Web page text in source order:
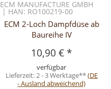
ECM MANUFACTURE GMBH
| HAN: RO100219-00
ECM 2-Loch Dampfdüse ab
Baureihe IV
10,90 € *
verfügbar
Lieferzeit:2 - 3 Werktage**(DE
- Ausland abweichend)